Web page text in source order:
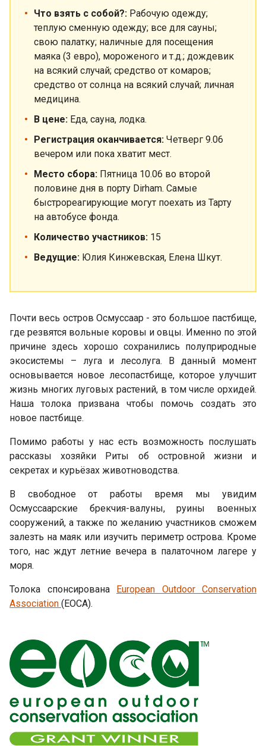
Что взять с собой?: Рабочую одежду;
теплую сменную одежду; все для сауны;
свою палатку; наличные для посещения
маяка (3 евро), мороженого и т.д.; дождевик
на всякий случай; средство от комаров;
средство от солнца на всякий случай; личная
медицина.
В цене: Eда, сауна, лодка.
Регистрация оканчивается: Четверг 9.06
вечером или пока хватит мест.
Место сбора: Пятница 10.06 во второй
половине дня в порту Dirham. Самые
быстрореагирующие могут поехать из Тарту
на автобусе фонда.
Количество участников: 15
Ведущие: Юлия Кинжевская, Елена Шкут.
Почти весь остров Осмуссаар - это большое пастбище,
где резвятся вольные коровы и овцы. Именно по этой
причине здесь хорошо сохранились полуприродные
экосистемы – луга и лесолуга. В данный момент
основывается новое лесопастбище, которое улучшит
жизнь многих луговых растений, в том числе орхидей.
Наша толока призвана чтобы помочь создать это
новое пастбище.
Помимо работы у нас есть возможность послушать
рассказы хозяйки Риты об островной жизни и
секретах и курьёзах животноводства.
В свободное от работы время мы увидим
Осмуссаарские брекчия-валуны, руины военных
сооружений, а также по желанию участников сможем
залезть на маяк или изучить периметр острова. Кроме
того, нас ждут летние вечера в палаточном лагере у
моря.
Толока спонсирована European Outdoor Conservation
Association (EOCA).